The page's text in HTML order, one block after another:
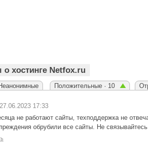
хостинге Netfox.ru
Положительные · 10
27.06.2023 17:33
не работают сайты, техподдержка не
обрубили все сайты. Не